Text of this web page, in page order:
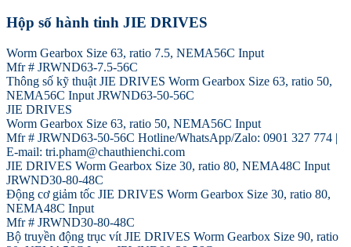
Hộp số hành tinh JIE DRIVES
Worm Gearbox Size 63, ratio 7.5, NEMA56C Input
Mfr # JRWND63-7.5-56C
Thông số kỹ thuật JIE DRIVES Worm Gearbox Size 63, ratio 50,
NEMA56C Input JRWND63-50-56C
JIE DRIVES
Worm Gearbox Size 63, ratio 50, NEMA56C Input
Mfr # JRWND63-50-56C Hotline/WhatsApp/Zalo: 0901 327 774 |
E-mail: tri.pham@chauthienchi.com
JIE DRIVES Worm Gearbox Size 30, ratio 80, NEMA48C Input
JRWND30-80-48C
Động cơ giảm tốc JIE DRIVES Worm Gearbox Size 30, ratio 80,
NEMA48C Input
Mfr # JRWND30-80-48C
Bộ truyền động trục vít JIE DRIVES Worm Gearbox Size 90, ratio